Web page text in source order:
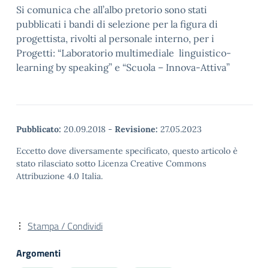
Si comunica che all’albo pretorio sono stati
pubblicati i bandi di selezione per la figura di
progettista, rivolti al personale interno, per i
Progetti: “Laboratorio multimediale linguistico-
learning by speaking” e “Scuola – Innova-Attiva”
Pubblicato: 20.09.2018 - Revisione: 27.05.2023
Eccetto dove diversamente specificato, questo articolo è
stato rilasciato sotto Licenza Creative Commons
Attribuzione 4.0 Italia.
Stampa / Condividi
Argomenti